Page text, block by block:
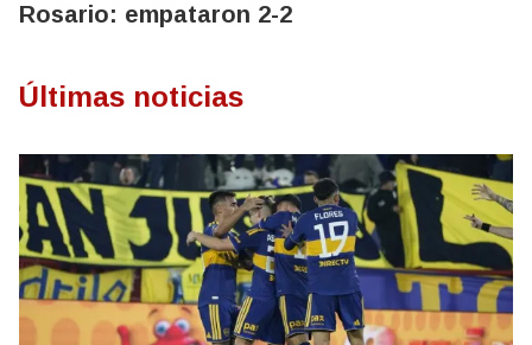
Rosario: empataron 2-2
Últimas noticias